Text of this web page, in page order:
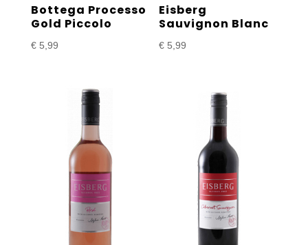
Bottega Processo
Gold Piccolo
€5,99
Eisberg
Sauvignon Blanc
€ 5,99